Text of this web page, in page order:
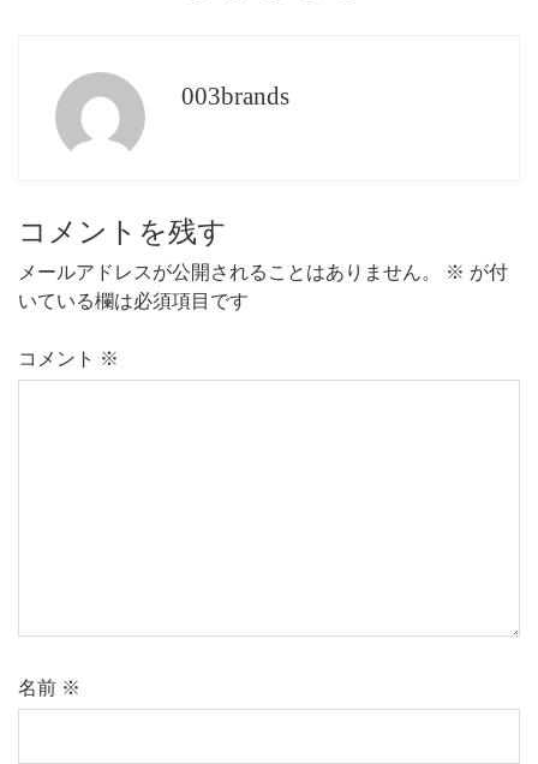
003brands
コメントを残す
メールアドレスが公開されることはありません。 ※ が付
いている欄は必須項目です
コメント ※
名前 ※